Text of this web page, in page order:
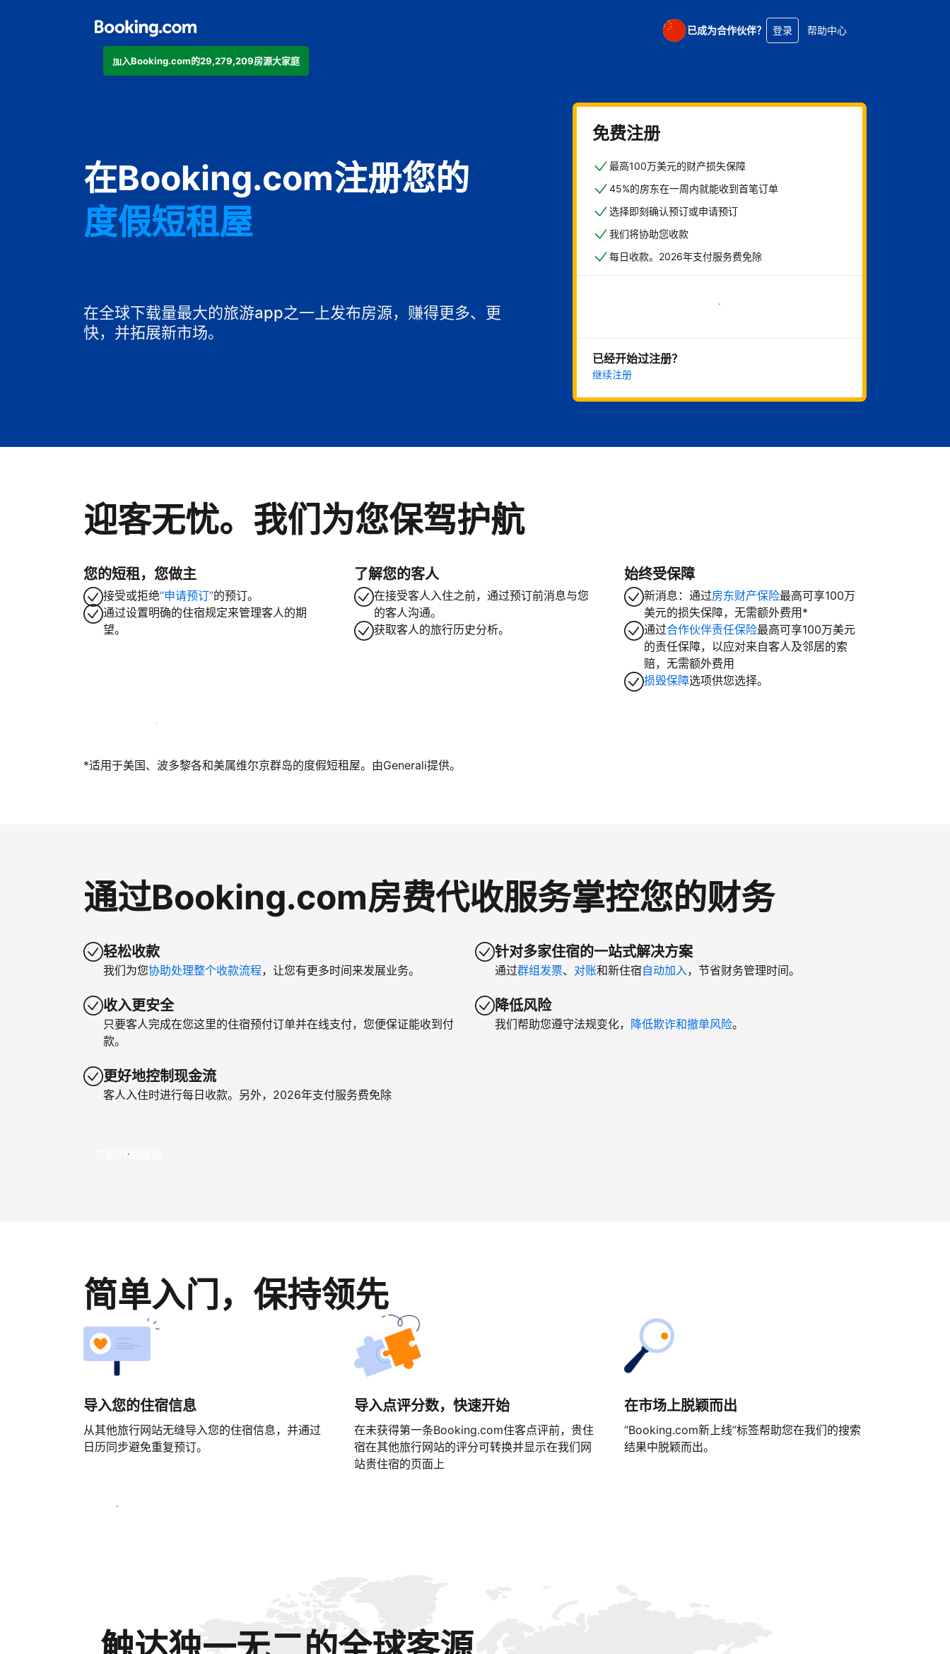
加入Booking.com的29,279,209房源大家庭
已成为合作伙伴？ 登录 帮助中心
在Booking.com注册您的
酒店
度假短租屋
住宿加早餐旅馆
在全球下载量最大的旅游app之一上发布房源，赚得更多、更
快，并拓展新市场。
免费注册
最高100万美元的财产损失保障
45%的房东在一周内就能收到首笔订单
选择即刻确认预订或申请预订
我们将协助您收款
每日收款。2026年支付服务费免除
立即开始
已经开始过注册？
继续注册
迎客无忧。我们为您保驾护航
您的短租，您做主
接受或拒绝“申请预订”的预订。
通过设置明确的住宿规定来管理客人的期
望。
了解您的客人
在接受客人入住之前，通过预订前消息与您
的客人沟通。
获取客人的旅行历史分析。
始终受保障
新消息：通过房东财产保险最高可享100万
美元的损失保障，无需额外费用*
通过合作伙伴责任保险最高可享100万美元
的责任保障，以应对来自客人及邻居的索
赔，无需额外费用
损毁保障选项供您选择。
立即与我们一起迎接客人
*适用于美国、波多黎各和美属维尔京群岛的度假短租屋。由Generali提供。
通过Booking.com房费代收服务掌控您的财务
轻松收款
我们为您协助处理整个收款流程，让您有更多时间来发展业务。
收入更安全
只要客人完成在您这里的住宿预付订单并在线支付，您便保证能收到付
款。
更好地控制现金流
客人入住时进行每日收款。另外，2026年支付服务费免除
针对多家住宿的一站式解决方案
通过群组发票、 对账和新住宿自动加入，节省财务管理时间。
降低风险
我们帮助您遵守法规变化， 降低欺诈和撤单风险。
立即开始赚钱
简单入门，保持领先
导入您的住宿信息
从其他旅行网站无缝导入您的住宿信息，并通过
日历同步避免重复预订。
导入点评分数，快速开始
在未获得第一条Booking.com住客点评前，贵住
宿在其他旅行网站的评分可转换并显示在我们网
站贵住宿的页面上
在市场上脱颖而出
“Booking.com新上线”标签帮助您在我们的搜索
结果中脱颖而出。
马上开始